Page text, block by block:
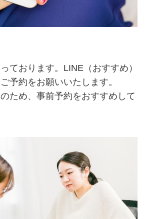
ております。LINE（おすすめ）
予約をお願いいたします。
ため、事前予約をおすすめして